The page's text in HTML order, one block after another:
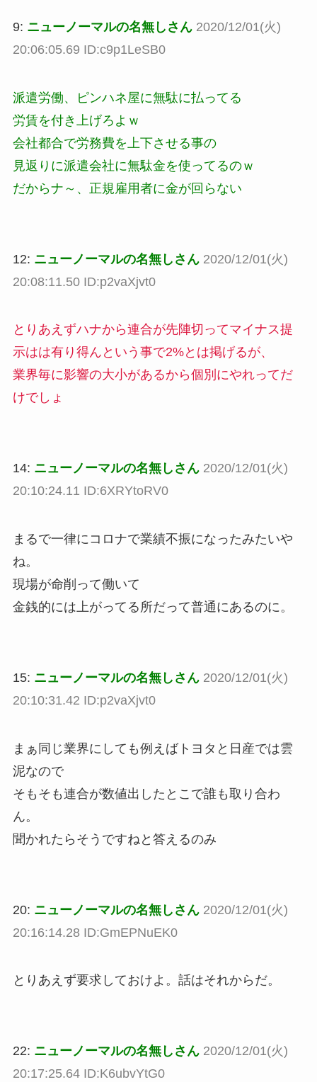
9: ニューノーマルの名無しさん 2020/12/01(火)
20:06:05.69 ID:c9p1LeSB0
派遣労働、ピンハネ屋に無駄に払ってる
労賃を付き上げろよｗ
会社都合で労務費を上下させる事の
見返りに派遣会社に無駄金を使ってるのｗ
だからナ～、正規雇用者に金が回らない
12: ニューノーマルの名無しさん 2020/12/01(火)
20:08:11.50 ID:p2vaXjvt0
とりあえずハナから連合が先陣切ってマイナス提
示はは有り得んという事で2%とは掲げるが、
業界毎に影響の大小があるから個別にやれってだ
けでしょ
14: ニューノーマルの名無しさん 2020/12/01(火)
20:10:24.11 ID:6XRYtoRV0
まるで一律にコロナで業績不振になったみたいや
ね。
現場が命削って働いて
金銭的には上がってる所だって普通にあるのに。
15: ニューノーマルの名無しさん 2020/12/01(火)
20:10:31.42 ID:p2vaXjvt0
まぁ同じ業界にしても例えばトヨタと日産では雲
泥なので
そもそも連合が数値出したとこで誰も取り合わ
ん。
聞かれたらそうですねと答えるのみ
20: ニューノーマルの名無しさん 2020/12/01(火)
20:16:14.28 ID:GmEPNuEK0
とりあえず要求しておけよ。話はそれからだ。
22: ニューノーマルの名無しさん 2020/12/01(火)
20:17:25.64 ID:K6ubvYtG0